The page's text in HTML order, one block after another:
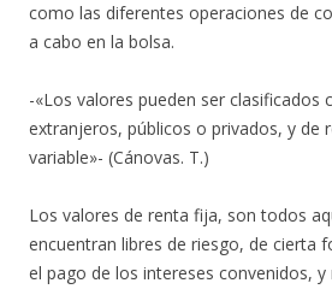
como las diferentes operaciones de
a cabo en la bolsa.
-«Los valores pueden ser clasificados
extranjeros, públicos o privados, y de
variable»- (Cánovas. T.)
Los valores de renta fija, son todos
encuentran libres de riesgo, de cierta
el pago de los intereses convenidos,